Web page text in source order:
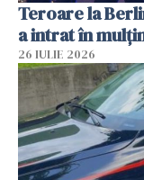
Teroare la
a intrat în
26 IULIE 2026